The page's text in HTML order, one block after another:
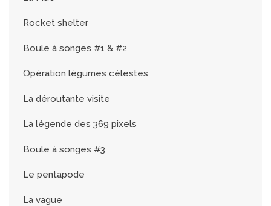
Rocket shelter
Boule à songes #1 & #2
Opération légumes célestes
La déroutante visite
La légende des 369 pixels
Boule à songes #3
Le pentapode
La vague